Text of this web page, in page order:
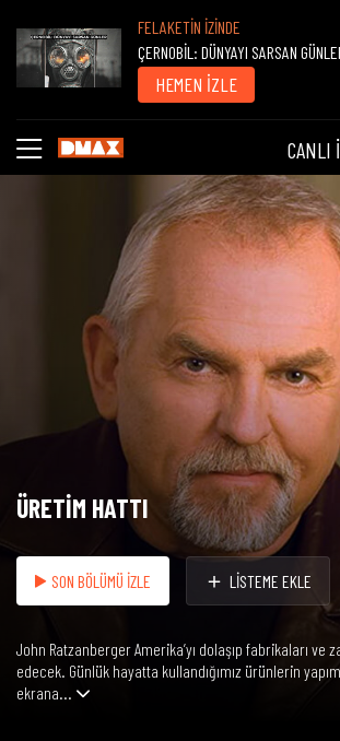
FELAKETİN İZİNDE
ÇERNOBİL: DÜNYAYI SARSAN
HEMEN İZLE
CANLI
ÜRETİM HATTI
SON BÖLÜMÜ İZLE LİSTEME EKLE
John Ratzanberger Amerika’yı dolaşıp fabrikaları ve
edecek. Günlük hayatta kullandığımız ürünlerin
ekrana...